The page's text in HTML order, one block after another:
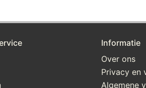
Informatie
Over ons
Privacy en
Algemene